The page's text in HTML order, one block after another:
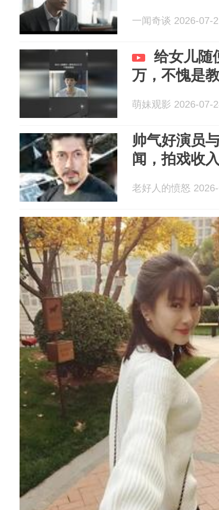
一闻奇谈 2026-07-
给女儿随
万，不愧是
萌妹观影 2026-07-
帅气好演员
闻，拍戏收
老好人的愤怒